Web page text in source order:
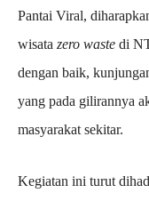
Pantai Viral,
wisata zero waste di
dengan baik,
yang pada gilirannya
masyarakat sekitar.
Kegiatan ini turut